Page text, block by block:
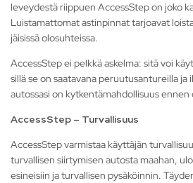
leveydestä riippuen AccessStep on joko
Luistamattomat astinpinnat tarjoavat
jäisissä olosuhteissa.
AccessStep ei pelkkä askelma: sitä voi
sillä se on saatavana peruutusantureilla ja
autossasi on kytkentämahdollisuus ennen
AccessStep – Turvallisuus
AccessStep varmistaa käyttäjän
turvallisen siirtymisen autosta maahan,
esineisiin ja turvallisen pysäköinnin.